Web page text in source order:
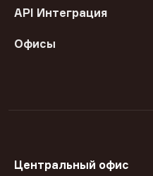
API Интеграция
Офисы
Центральный офис